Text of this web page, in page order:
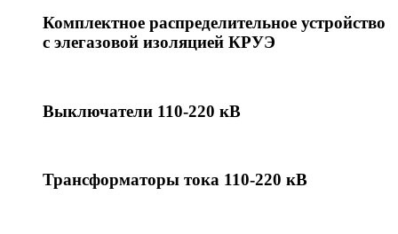
Комплектное распределительное устройство
с элегазовой изоляцией КРУЭ
Выключатели 110-220 кВ
Трансформаторы тока 110-220 кВ